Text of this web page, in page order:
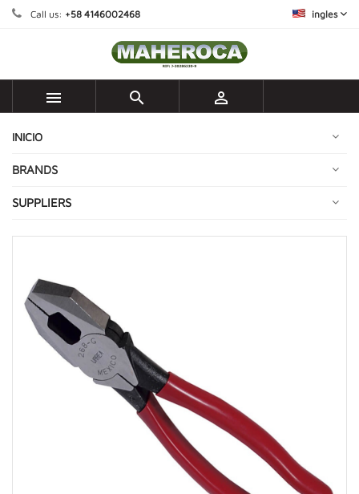
Call us: +58 4146002468 ingles
  
INICIO
BRANDS
SUPPLIERS